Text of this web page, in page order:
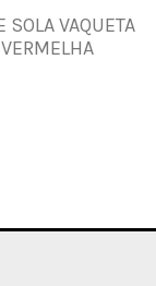
SOLA VAQUETA